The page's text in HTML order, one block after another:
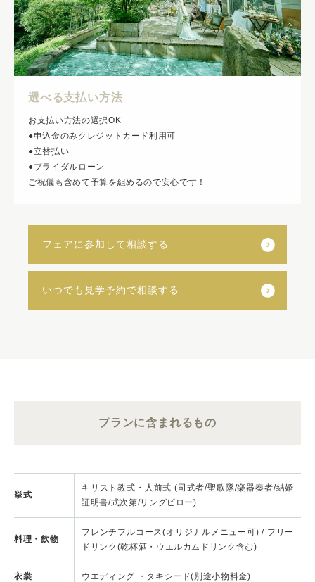
選べる支払い方法
お支払い方法の選択OK
●申込金のみクレジットカード利用可
●立替払い
●ブライダルローン
ご祝儀も含めて予算を組めるので安心です！
フェアに参加して相談する
いつでも見学予約で相談する
プランに含まれるもの
挙式
キリスト教式・人前式 (司式者/聖歌隊/楽器奏者/結婚
証明書/式次第/リングピロー)
料理・飲物
フレンチフルコース(オリジナルメニュー可) / フリー
ドリンク(乾杯酒・ウエルカムドリンク含む)
衣裳 ウエディング ・タキシード(別途小物料金)